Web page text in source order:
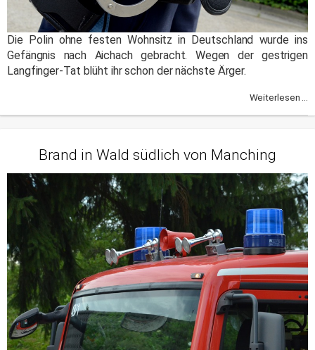
Die Polin ohne festen Wohnsitz in Deutschland wurde ins
Gefängnis nach Aichach gebracht. Wegen der gestrigen
Langfinger-Tat blüht ihr schon der nächste Ärger.
Weiterlesen ...
Brand in Wald südlich von Manching